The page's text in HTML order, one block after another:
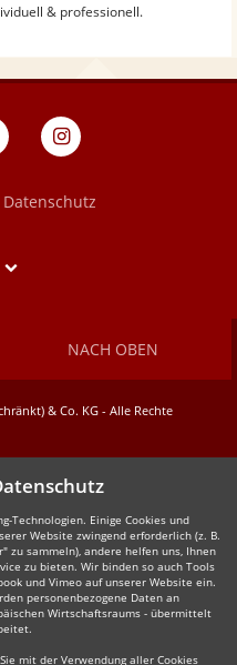
& professionell.
Blog
eventpeppers
Datenschutz
NACH OBEN
& Co. KG - Alle Rechte
Technologien. Einige Cookies und
Website zwingend erforderlich (z. B.
zu sammeln), andere helfen uns, Ihnen
zu bieten. Wir binden so auch Tools
und Vimeo auf unserer Website ein.
personenbezogene Daten an
Wirtschaftsraums - übermittelt
mit der Verwendung aller Cookies